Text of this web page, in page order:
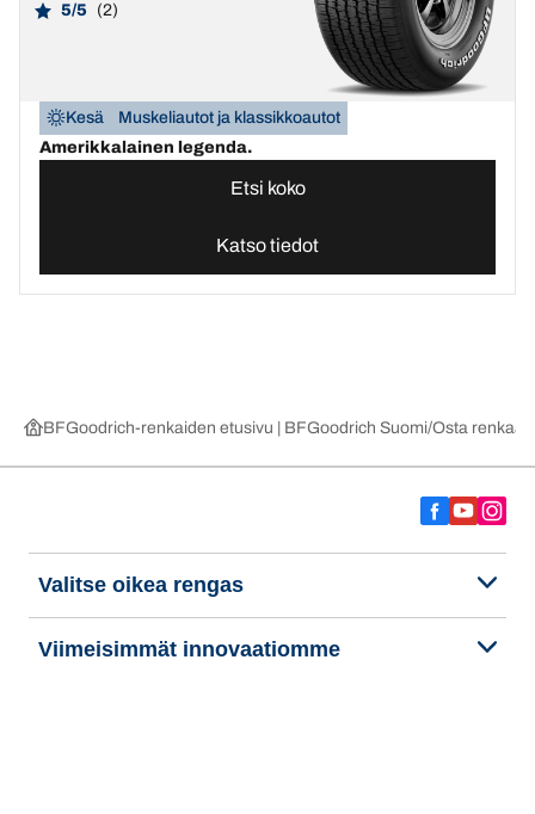
5/5 (2)
Kesä
Muskeliautot ja klassikkoautot
Amerikkalainen legenda.
Etsi koko
Katso tiedot
BFGoodrich-renkaiden etusivu | BFGoodrich Suomi Osta renkaat
Valitse oikea rengas
Viimeisimmät innovaatiomme